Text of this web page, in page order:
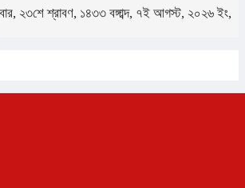
২৩শে শ্রাবণ, ১৪৩৩ বঙ্গাব্দ, ৭ই আগস্ট, ২০২৬ ইং,